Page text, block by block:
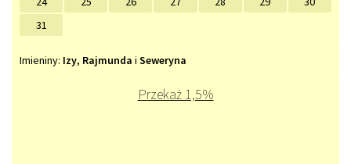
31
Imieniny
Imieniny: Izy, Rajmunda i Seweryna
Przekaż 1,5%